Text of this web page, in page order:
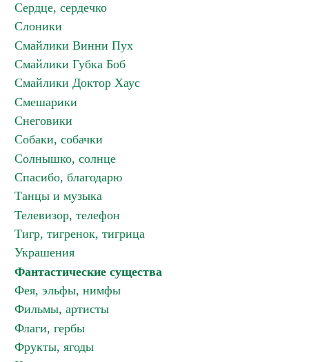
Сердце, сердечко
Слоники
Смайлики Винни Пух
Смайлики Губка Боб
Смайлики Доктор Хаус
Смешарики
Снеговики
Собаки, собачки
Солнышко, солнце
Спасибо, благодарю
Танцы и музыка
Телевизор, телефон
Тигр, тигренок, тигрица
Украшения
Фантастические существа
Фея, эльфы, нимфы
Фильмы, артисты
Флаги, гербы
Фрукты, ягоды